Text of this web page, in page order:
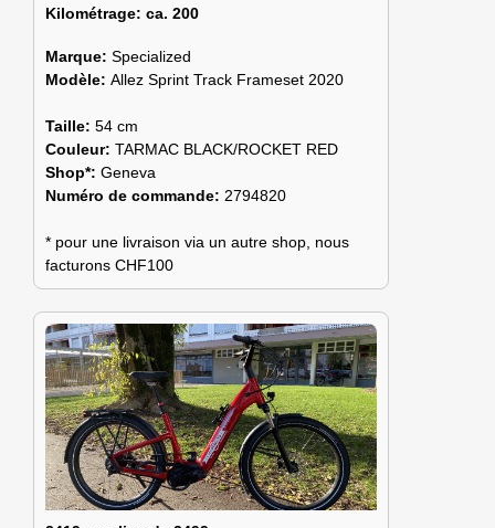
Kilométrage: ca. 200
Marque: Specialized
Modèle: Allez Sprint Track Frameset 2020
Taille: 54 cm
Couleur: TARMAC BLACK/ROCKET RED
Shop*: Geneva
Numéro de commande: 2794820
* pour une livraison via un autre shop, nous
facturons CHF100